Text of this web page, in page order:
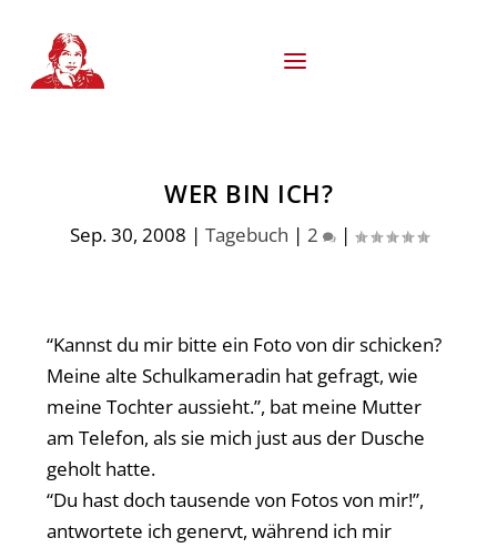
WER BIN ICH?
Sep. 30, 2008 | Tagebuch | 2 |
“Kannst du mir bitte ein Foto von dir schicken?
Meine alte Schulkameradin hat gefragt, wie
meine Tochter aussieht.”, bat meine Mutter
am Telefon, als sie mich just aus der Dusche
geholt hatte.
“Du hast doch tausende von Fotos von mir!”,
antwortete ich genervt, während ich mir